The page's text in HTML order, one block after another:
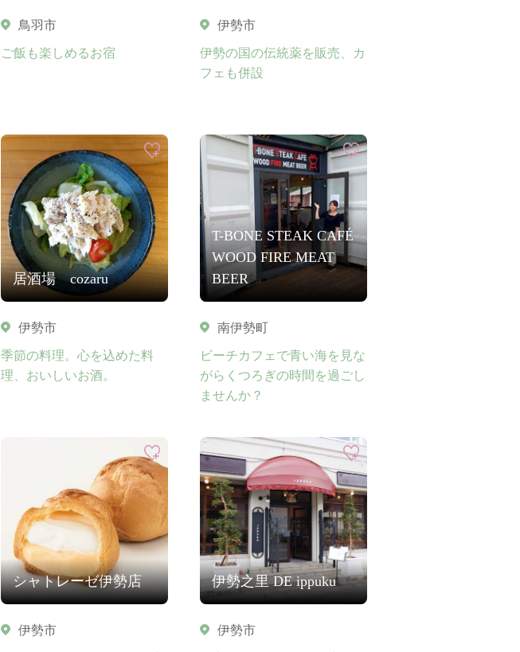
鳥羽市
ご飯も楽しめるお宿
伊勢市
伊勢の国の伝統薬を販売、カ
フェも併設
居酒場 cozaru
伊勢市
季節の料理。心を込めた料
理、おいしいお酒。
T-BONE STEAK CAFÉ
WOOD FIRE MEAT
BEER
南伊勢町
ビーチカフェで青い海を見な
がらくつろぎの時間を過ごし
ませんか？
シャトレーゼ伊勢店
伊勢市
伊勢之里 DE ippuku
伊勢市